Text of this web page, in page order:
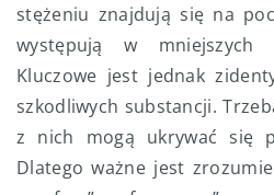
stężeniu znajdują się na
występują w mniejszych
Kluczowe jest jednak
szkodliwych substancji.
z nich mogą ukrywać się
Dlatego ważne jest